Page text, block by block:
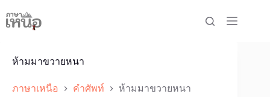
to
content
ห้ามมาขวายหนา
ภาษาเหนือ คำศัพท์ ห้ามมาขวายหนา